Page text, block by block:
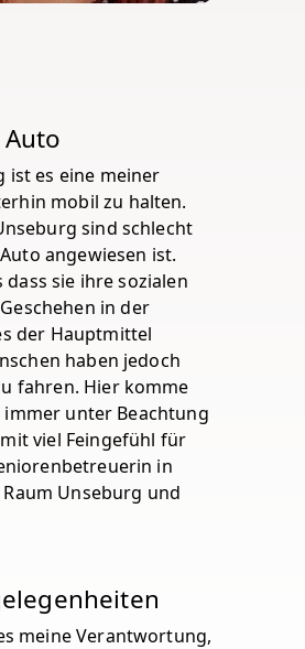
ist es eine meiner
mobil zu halten.
sind schlecht
angewiesen ist.
sie ihre sozialen
in der
der Hauptmittel
haben jedoch
fahren. Hier komme
immer unter Beachtung
viel Feingefühl für
in
Unseburg und
meine Verantwortung,